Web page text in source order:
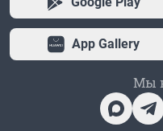
App Gallery
Мы